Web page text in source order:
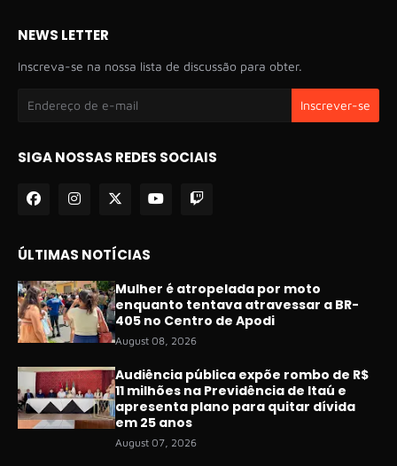
NEWS LETTER
Inscreva-se na nossa lista de discussão para obter.
SIGA NOSSAS REDES SOCIAIS
ÚLTIMAS NOTÍCIAS
Mulher é atropelada por moto
enquanto tentava atravessar a BR-
405 no Centro de Apodi
August 08, 2026
Audiência pública expõe rombo de R$
11 milhões na Previdência de Itaú e
apresenta plano para quitar dívida
em 25 anos
August 07, 2026